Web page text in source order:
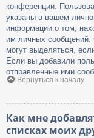
конференции.
указаны в вашем
информации о том,
им личных сообщений.
могут выделяться,
Если вы добавили
отправленные ими
Вернуться к началу
Как мне
списках моих